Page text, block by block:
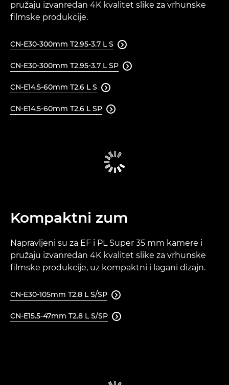
pružaju izvanredan 4K kvalitet slike za vrhunske
filmske produkcije.
CN-E30-300mm T2.95-3.7 L S 
CN-E30-300mm T2.95-3.7 L SP 
CN-E14.5-60mm T2.6 L S 
CN-E14.5-60mm T2.6 L SP 
Kompaktni zum
Napravljeni su za EF i PL Super 35 mm kamere i
pružaju izvanredan 4K kvalitet slike za vrhunske
filmske produkcije, uz kompaktni i lagani dizajn.
CN-E30-105mm T2.8 L S/SP 
CN-E15.5-47mm T2.8 L S/SP 